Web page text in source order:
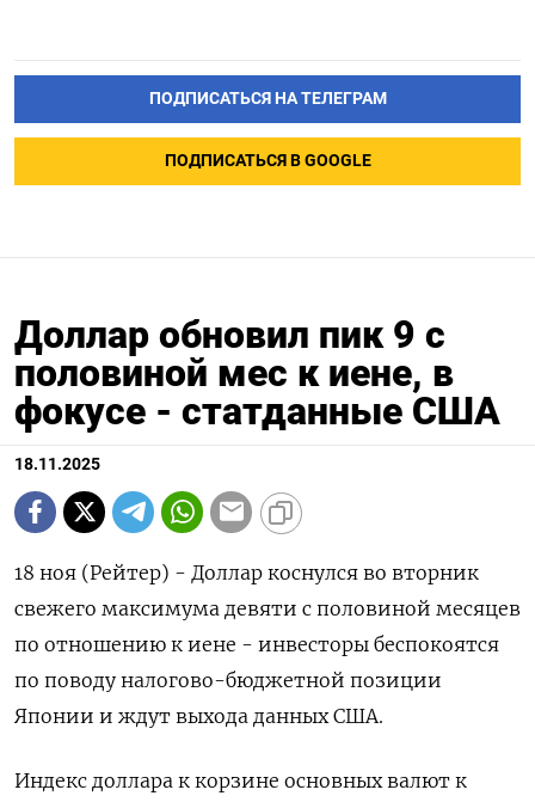
ПОДПИСАТЬСЯ НА ТЕЛЕГРАМ
ПОДПИСАТЬСЯ В GOOGLE
Доллар обновил пик 9 с
половиной мес к иене, в
фокусе - статданные США
18.11.2025
18 ноя (Рейтер) - Доллар коснулся во вторник
свежего максимума девяти с половиной месяцев
по отношению к иене - инвесторы беспокоятся
по поводу налогово-бюджетной позиции
Японии и ждут выхода данных США.
Индекс доллара к корзине основных валют к